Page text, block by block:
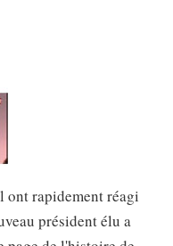
ont rapidement réagi
président élu a